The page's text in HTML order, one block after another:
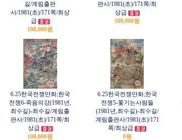
길/계림출판
사/1981(초)/171쪽/최상
급
100,000원
판사/1981(초)/171쪽/최
상급
100,000원
6.25한국전쟁만화;한국
전쟁6-죽음의강(1981년,
최수길)-최수길/계림출
판사/1981(초)/171쪽/최
상급
100,000원
6.25한국전쟁만화;한국
전쟁5-쫓기는사람들
(1981년,최수길)-최수길/
계림출판사/1981(초)/171
쪽/최상급
0원